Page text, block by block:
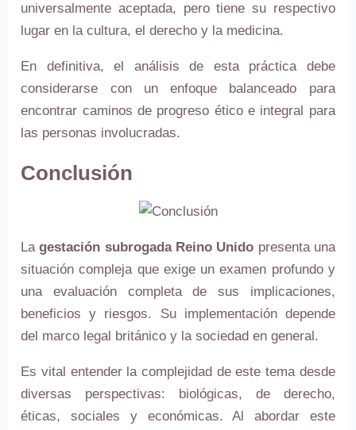
universalmente aceptada, pero tiene su respectivo
lugar en la cultura, el derecho y la medicina.
En definitiva, el análisis de esta práctica debe
considerarse con un enfoque balanceado para
encontrar caminos de progreso ético e integral para
las personas involucradas.
Conclusión
Lagestación subrogada Reino Unido presenta una
situación compleja que exige un examen profundo y
una evaluación completa de sus implicaciones,
beneficios y riesgos. Su implementación depende
del marco legal británico y la sociedad en general.
Es vital entender la complejidad de este tema desde
diversas perspectivas: biológicas, de derecho,
éticas, sociales y económicas. Al abordar este